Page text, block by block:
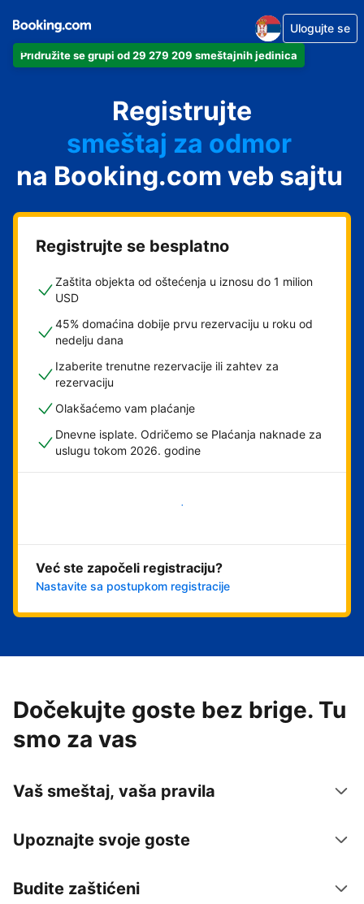
Pridružite se grupi od 29 279 209 smeštajnih jedinica
Ulogujte se
Registrujte
apartman
hotel
smeštaj za odmor
pansion
hostel
na Booking.com veb sajtu
Registrujte se besplatno
Zaštita objekta od oštećenja u iznosu do 1 milion
USD
45% domaćina dobije prvu rezervaciju u roku od
nedelju dana
Izaberite trenutne rezervacije ili zahtev za
rezervaciju
Olakšaćemo vam plaćanje
Dnevne isplate. Odričemo se Plaćanja naknade za
uslugu tokom 2026. godine
Počnite odmah
Već ste započeli registraciju?
Nastavite sa postupkom registracije
Dočekujte goste bez brige. Tu
smo za vas
Vaš smeštaj, vaša pravila
Upoznajte svoje goste
Budite zaštićeni